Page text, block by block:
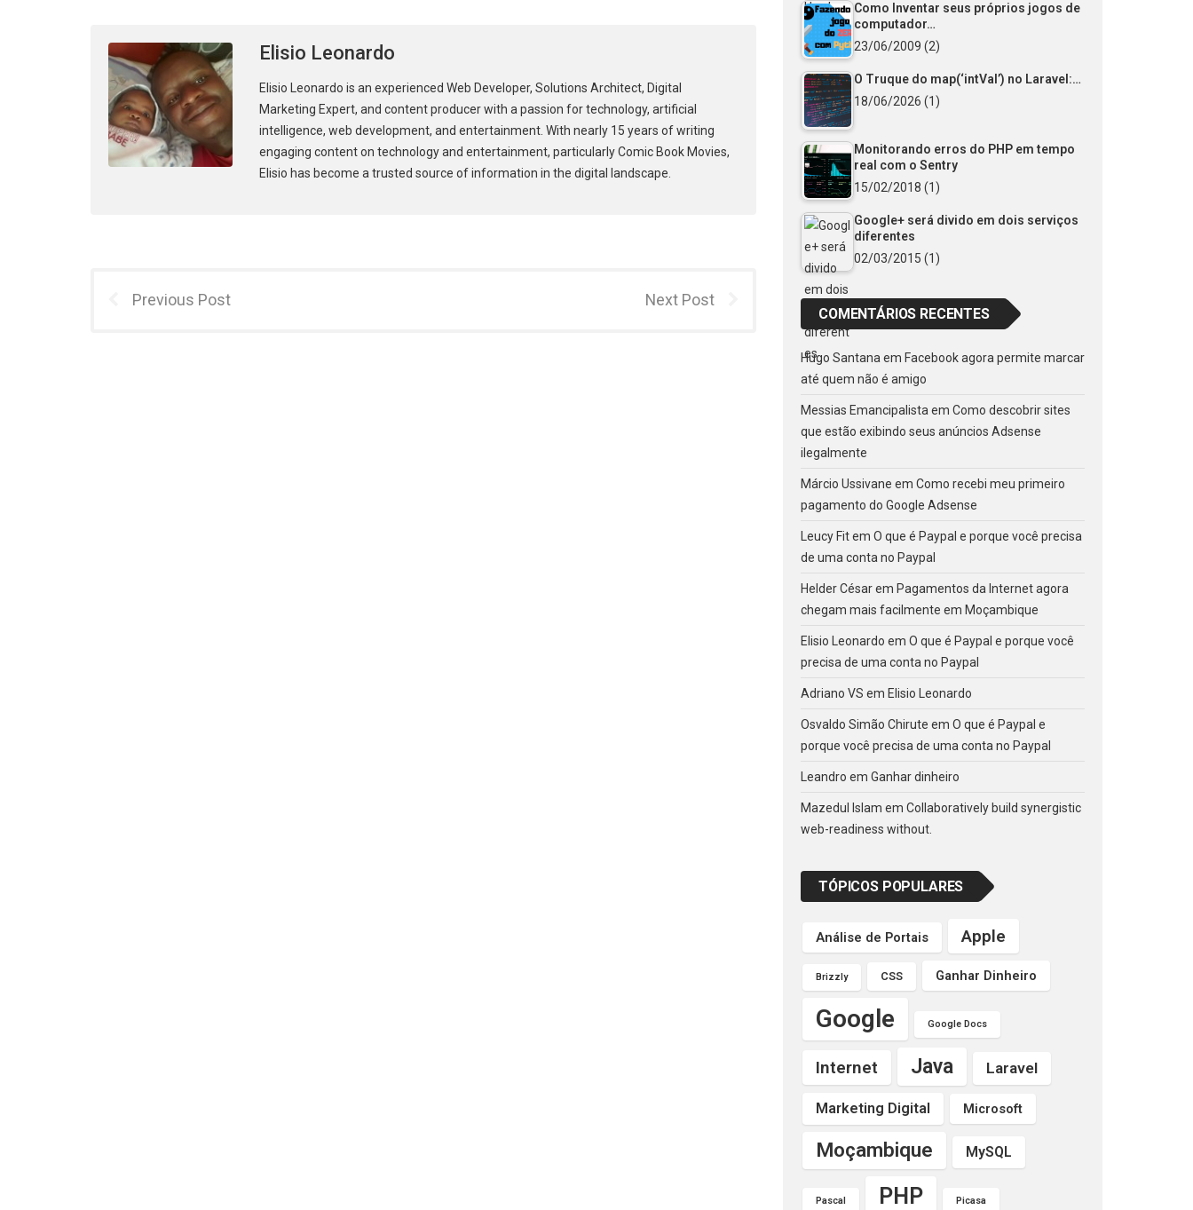
Elisio Leonardo
Elisio Leonardo is an experienced Web Developer, Solutions Architect, Digital
Marketing Expert, and content producer with a passion for technology, artificial
intelligence, web development, and entertainment. With nearly 15 years of writing
engaging content on technology and entertainment, particularly Comic Book Movies,
Elisio has become a trusted source of information in the digital landscape.
Previous Post Next Post
Como Inventar seus próprios jogos de
computador…
23/06/2009 (2)
O Truque do map(‘intVal’) no Laravel:…
18/06/2026 (1)
Monitorando erros do PHP em tempo
real com o Sentry
15/02/2018 (1)
Google+ será divido em dois serviços
diferentes
02/03/2015 (1)
COMENTÁRIOS RECENTES
Hugo Santana em Facebook agora permite marcar
até quem não é amigo
Messias Emancipalista em Como descobrir sites
que estão exibindo seus anúncios Adsense
ilegalmente
Márcio Ussivane em Como recebi meu primeiro
pagamento do Google Adsense
Leucy Fitem O que é Paypal e porque você precisa
de uma conta no Paypal
Helder Césarem Pagamentos da Internet agora
chegam mais facilmente em Moçambique
Elisio Leonardo em O que é Paypal e porque você
precisa de uma conta no Paypal
Adriano VS em Elisio Leonardo
Osvaldo Simão Chirute em O que é Paypal e
porque você precisa de uma conta no Paypal
Leandro em Ganhar dinheiro
Mazedul Islam em Collaboratively build synergistic
web-readiness without.
TÓPICOS POPULARES
Análise de Portais Apple
Brizzly CSS Ganhar Dinheiro
Google Google Docs
Internet Java Laravel
Marketing Digital Microsoft
Moçambique MySQL
Pascal PHP Picasa